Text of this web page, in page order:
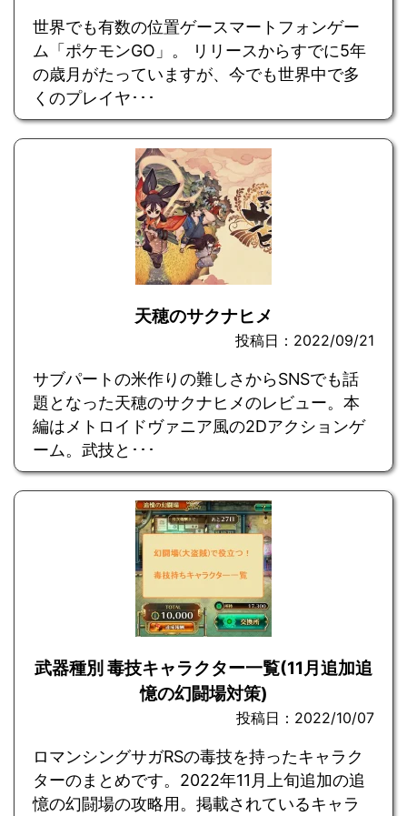
世界でも有数の位置ゲースマートフォンゲー
ム「ポケモンGO」。 リリースからすでに5年
の歳月がたっていますが、今でも世界中で多
くのプレイヤ･･･
天穂のサクナヒメ
投稿日：2022/09/21
サブパートの米作りの難しさからSNSでも話
題となった天穂のサクナヒメのレビュー。本
編はメトロイドヴァニア風の2Dアクションゲ
ーム。武技と･･･
武器種別 毒技キャラクター一覧(11月追加追
憶の幻闘場対策)
投稿日：2022/10/07
ロマンシングサガRSの毒技を持ったキャラク
ターのまとめです。2022年11月上旬追加の追
憶の幻闘場の攻略用。掲載されているキャラ